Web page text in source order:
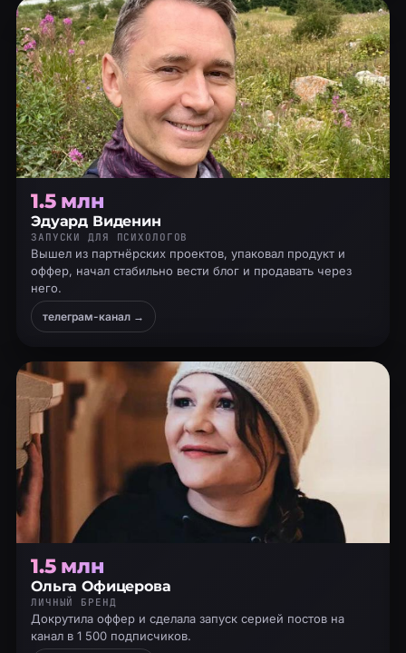
1.5 млн
Эдуард Виденин
ЗАПУСКИ ДЛЯ ПСИХОЛОГОВ
Вышел из партнёрских проектов, упаковал продукт и
оффер, начал стабильно вести блог и продавать через
него.
телеграм-канал →
1.5 млн
Ольга Офицерова
ЛИЧНЫЙ БРЕНД
Докрутила оффер и сделала запуск серией постов на
канал в 1 500 подписчиков.